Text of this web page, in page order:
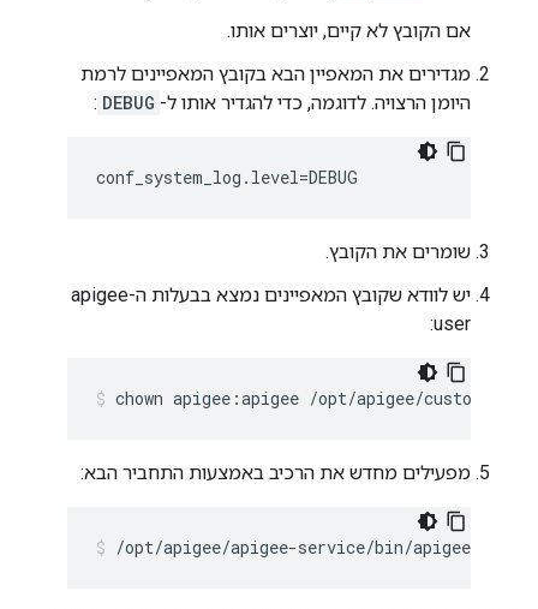
אם הקובץ לא קיים, יוצרים אותו.
מגדירים את המאפיין הבא בקובץ המאפיינים לרמת
היומן הרצויה. לדוגמה, כדי להגדיר אותו ל- DEBUG
:
conf_system_log.level=DEBUG
שומרים את הקובץ.
יש לוודא שקובץ המאפיינים נמצא בבעלות ה-apigee
user:
chown apigee:apigee /opt/apigee/customer/
מפעילים מחדש את הרכיב באמצעות התחביר הבא:
/opt/apigee/apigee-service/bin/apigee-